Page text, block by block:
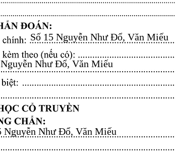
Số 15 Nguyễn Như Đổ, Văn Miếu​​​​
Nguyễn Như Đổ, Văn Miếu​​​​
Nguyễn Như Đổ, Văn Miếu​​​​